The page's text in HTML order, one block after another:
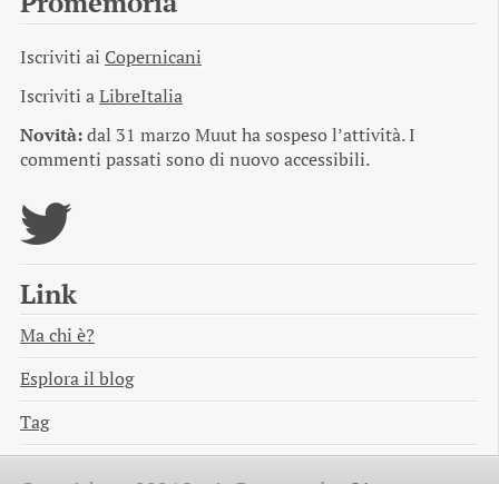
Iscriviti ai Copernicani
Iscriviti aLibreItalia
Novità:dal 31 marzo Muut ha sospeso l’attività. I
commenti passati sono di nuovo accessibili.
Link
Ma chi è?
Esplora il blog
Tag